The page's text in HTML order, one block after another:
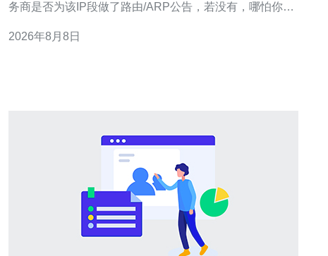
务商是否为该IP段做了路由/ARP公告，若没有，哪怕你本
——确认前置（鉴权、路由）、本机配置（IP/网关/网
2026年8月8日